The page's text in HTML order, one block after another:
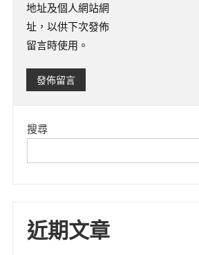
地址及個人網站網
址，以供下次發佈
留言時使用。
搜尋
近期文章